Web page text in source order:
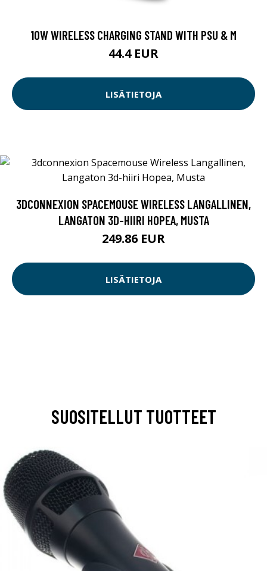
10W WIRELESS CHARGING STAND WITH PSU & M
44.4 EUR
LISÄTIETOJA
3DCONNEXION SPACEMOUSE WIRELESS LANGALLINEN,
LANGATON 3D-HIIRI HOPEA, MUSTA
249.86 EUR
LISÄTIETOJA
SUOSITELLUT TUOTTEET